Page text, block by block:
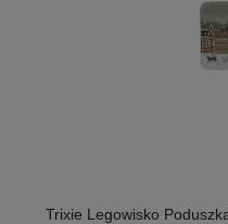
Trixie Legowisko